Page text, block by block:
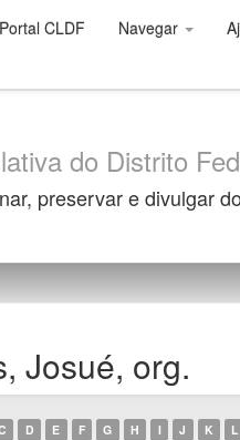
Portal CLDF Navegar
do Distrito
preservar e divulgar
Josué, org.
D E F G H I J K L